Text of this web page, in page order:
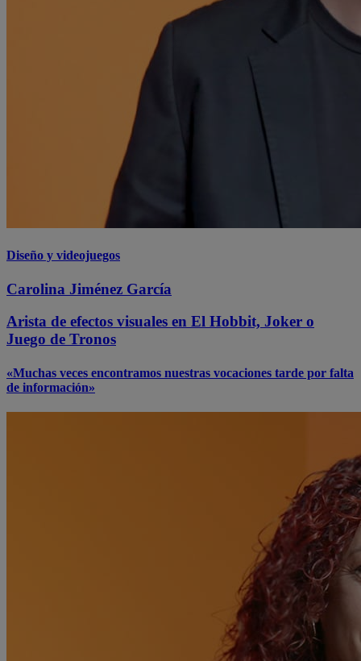
Diseño y videojuegos
Carolina Jiménez García
Arista de efectos visuales en El Hobbit, Joker o
Juego de Tronos
«Muchas veces encontramos nuestras vocaciones tarde por falta
de información»